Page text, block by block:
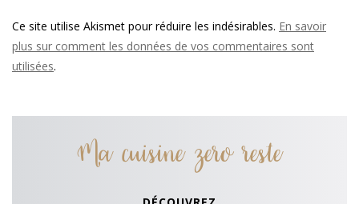
Ce site utilise Akismet pour réduire les indésirables. En savoir
plus sur comment les données de vos commentaires sont
utilisées.
Ma cuisine zero reste